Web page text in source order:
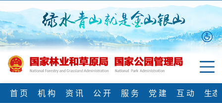
首 页 机 构 资 讯 公 开 服 务 党 建 互 动
生